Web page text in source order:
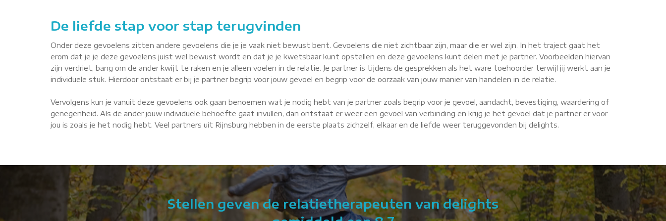
De liefde stap voor stap terugvinden
Onder deze gevoelens zitten andere gevoelens die je je vaak niet bewust bent. Gevoelens die niet zichtbaar zijn, maar die er wel zijn. In het traject gaat het
erom dat je je deze gevoelens juist wel bewust wordt en dat je je kwetsbaar kunt opstellen en deze gevoelens kunt delen met je partner. Voorbeelden hiervan
zijn verdriet, bang om de ander kwijt te raken en je alleen voelen in de relatie. Je partner is tijdens de gesprekken als het ware toehoorder terwijl jij werkt aan je
individuele stuk. Hierdoor ontstaat er bij je partner begrip voor jouw gevoel en begrip voor de oorzaak van jouw manier van handelen in de relatie.
Vervolgens kun je vanuit deze gevoelens ook gaan benoemen wat je nodig hebt van je partner zoals begrip voor je gevoel, aandacht, bevestiging, waardering of
genegenheid. Als de ander jouw individuele behoefte gaat invullen, dan ontstaat er weer een gevoel van verbinding en krijg je het gevoel dat je partner er voor
jou is zoals je het nodig hebt. Veel partners uit Rijnsburg hebben in de eerste plaats zichzelf, elkaar en de liefde weer teruggevonden bij delights.
Stellen geven de relatietherapeuten van delights